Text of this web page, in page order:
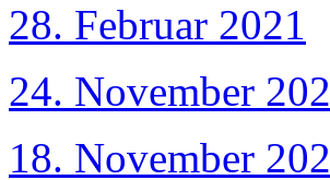
28. Februar 2021
24. November
18. November